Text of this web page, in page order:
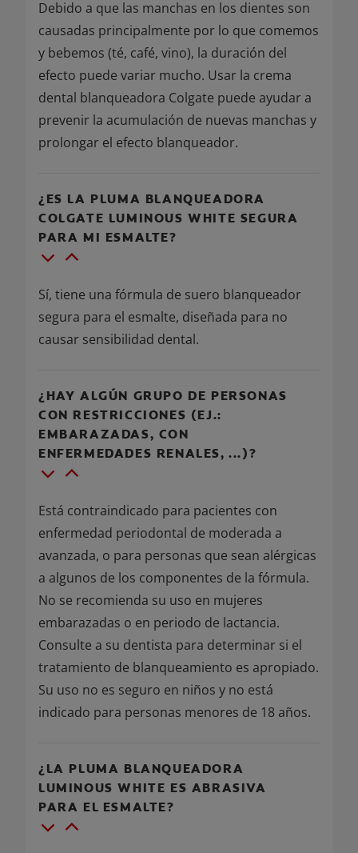
Debido a que las manchas en los dientes son
causadas principalmente por lo que comemos
y bebemos (té, café, vino), la duración del
efecto puede variar mucho. Usar la crema
dental blanqueadora Colgate puede ayudar a
prevenir la acumulación de nuevas manchas y
prolongar el efecto blanqueador.
¿ES LA PLUMA BLANQUEADORA
COLGATE LUMINOUS WHITE SEGURA
PARA MI ESMALTE?
Sí, tiene una fórmula de suero blanqueador
segura para el esmalte, diseñada para no
causar sensibilidad dental.
¿HAY ALGÚN GRUPO DE PERSONAS
CON RESTRICCIONES (EJ.:
EMBARAZADAS, CON
ENFERMEDADES RENALES, ...)?
Está contraindicado para pacientes con
enfermedad periodontal de moderada a
avanzada, o para personas que sean alérgicas
a algunos de los componentes de la fórmula.
No se recomienda su uso en mujeres
embarazadas o en periodo de lactancia.
Consulte a su dentista para determinar si el
tratamiento de blanqueamiento es apropiado.
Su uso no es seguro en niños y no está
indicado para personas menores de 18 años.
¿LA PLUMA BLANQUEADORA
LUMINOUS WHITE ES ABRASIVA
PARA EL ESMALTE?